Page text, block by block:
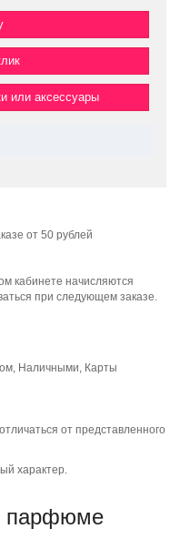
или аксессуары
от 50 рублей
кабинете начисляются
при следующем заказе.
Наличными, Карты
от представленного
характер.
парфюме